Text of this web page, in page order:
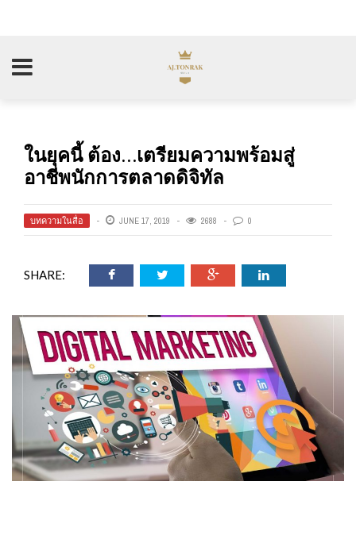
ในยุคนี้ ต้อง…เตรียมความพร้อมสู่
อาชีพนักการตลาดดิจิทัล
บทความในสื่อ JUNE 17, 2019 2688 0
SHARE: